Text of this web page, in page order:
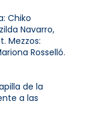
Chiko
Navarro,
Mezzos:
Rosselló.
de la
a las